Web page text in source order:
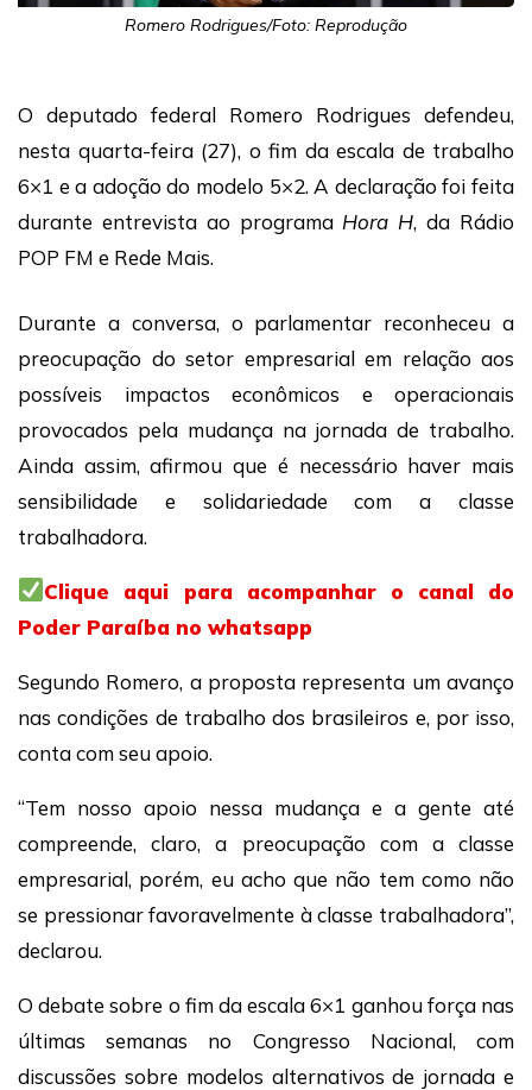
Romero Rodrigues/Foto: Reprodução
O deputado federal Romero Rodrigues defendeu,
nesta quarta-feira (27), o fim da escala de trabalho
6×1 e a adoção do modelo 5×2. A declaração foi feita
durante entrevista ao programa Hora H, da Rádio
POP FM e Rede Mais.
Durante a conversa, o parlamentar reconheceu a
preocupação do setor empresarial em relação aos
possíveis impactos econômicos e operacionais
provocados pela mudança na jornada de trabalho.
Ainda assim, afirmou que é necessário haver mais
sensibilidade e solidariedade com a classe
trabalhadora.
Clique aqui para acompanhar o canal do
Poder Paraíba no whatsapp
Segundo Romero, a proposta representa um avanço
nas condições de trabalho dos brasileiros e, por isso,
conta com seu apoio.
“Tem nosso apoio nessa mudança e a gente até
compreende, claro, a preocupação com a classe
empresarial, porém, eu acho que não tem como não
se pressionar favoravelmente à classe trabalhadora”,
declarou.
O debate sobre o fim da escala 6×1 ganhou força nas
últimas semanas no Congresso Nacional, com
discussões sobre modelos alternativos de jornada e